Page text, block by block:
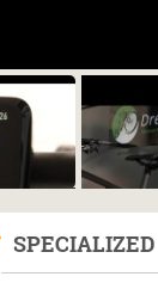
SPECIALIZED